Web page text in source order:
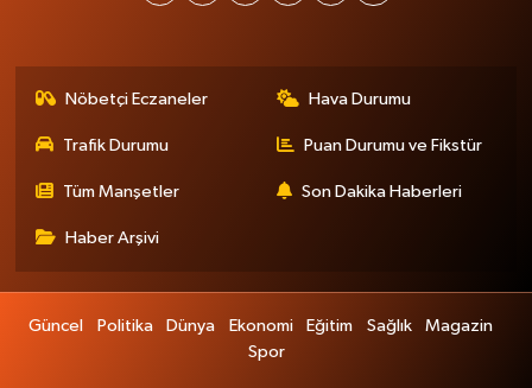
Nöbetçi Eczaneler Hava Durumu
Trafik Durumu Puan Durumu ve Fikstür
Tüm Manşetler Son Dakika Haberleri
Haber Arşivi
Güncel Politika Dünya Ekonomi Eğitim Sağlık
Magazin
Spor